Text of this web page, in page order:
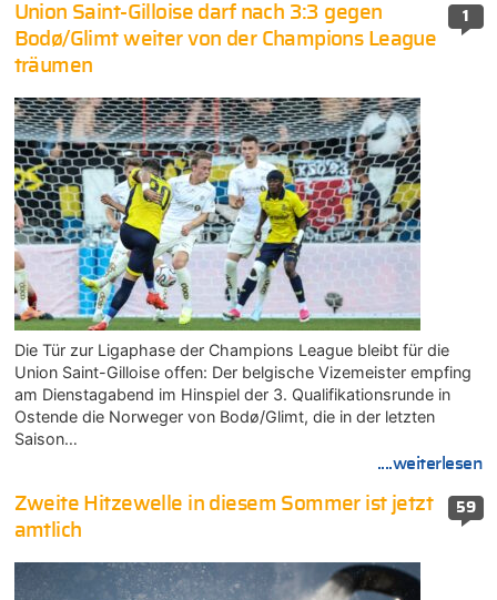
1
Union Saint-Gilloise darf nach 3:3 gegen
Bodø/Glimt weiter von der Champions League
träumen
Die Tür zur Ligaphase der Champions League bleibt für die
Union Saint-Gilloise offen: Der belgische Vizemeister empfing
am Dienstagabend im Hinspiel der 3. Qualifikationsrunde in
Ostende die Norweger von Bodø/Glimt, die in der letzten
Saison…
....weiterlesen
59
Zweite Hitzewelle in diesem Sommer ist jetzt
amtlich